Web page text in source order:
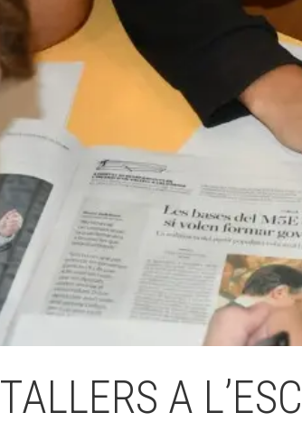
TALLERS A
Missió i valors
Els comptes clars
Memòria d'activitats
Proposta educativa